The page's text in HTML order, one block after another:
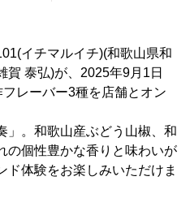
イチマルイチ)(和歌山県和
賀 泰弘)が、2025年9月1日
レーバー3種を店舗とオン
」。和歌山産ぶどう山椒、和
の個性豊かな香りと味わいが
ド体験をお楽しみいただけま